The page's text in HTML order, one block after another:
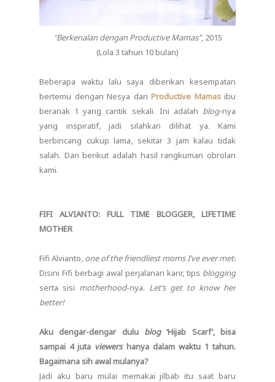
"Berkenalan dengan Productive Mamas", 2015
(Lola 3 tahun 10 bulan)
Beberapa waktu lalu saya diberikan kesempatan
bertemu dengan Nesya dari Productive Mamasibu
beranak 1 yang cantik sekali. Ini adalah blog-nya
yang inspiratif, jadi silahkan dilihat ya. Kami
berbincang cukup lama, sekitar 3 jam kalau tidak
salah. Dan berikut adalah hasil rangkuman obrolan
kami.
FIFI ALVIANTO: FULL TIME BLOGGER, LIFETIME
MOTHER
Fifi Alvianto, one of the friendliest moms I’ve ever met!
Disini Fifi berbagi awal perjalanan karir, tips blogging
serta sisi motherhood-nya. Let’s get to know her
better!
Aku dengar-dengar dulu blog‘Hijab Scarf’, bisa
sampai 4 juta viewershanya dalam waktu 1 tahun.
Bagaimana sih awal mulanya?
Jadi aku baru mulai memakai jilbab itu saat baru